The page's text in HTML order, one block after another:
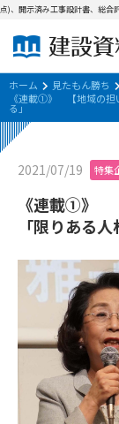
示済み工事設計書、総合評
ホーム
見たもん勝ち
《連載①》 【地域の担
る」
2021/07/19 特集
《連載①》
「限りある
第1条（規約の
1. 本規約は、建
会員サービス
2. 管理者が建
一部を構成
第2条（規約の
本規約は、会
あります。変
ちに全ての会